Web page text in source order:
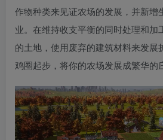
作物种类来见证农场的发展，并新增
业。在维持收支平衡的同时处理和加
的土地，使用废弃的建筑材料来发展
鸡圈起步，将你的农场发展成繁华的